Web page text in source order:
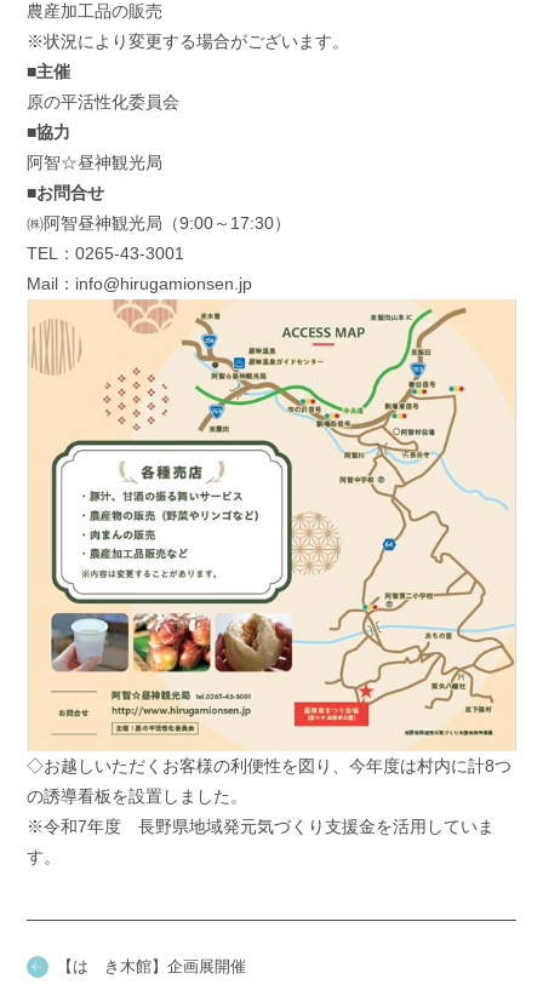
農産加工品の販売
※状況により変更する場合がございます。
■主催
原の平活性化委員会
■協力
阿智☆昼神観光局
■お問合せ
㈱阿智昼神観光局（9:00～ 17:30）
TEL：0265-43-3001
Mail： info@hirugamionsen.jp
◇お越しいただくお客様の利便性を図り、今年度は村内に計8つ
の誘導看板を設置しました。
※令和7年度 長野県地域発元気づくり支援金を活用していま
す。
【はゝき木館】企画展開催